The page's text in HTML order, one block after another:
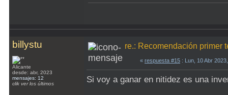
billystu
Alicante
desde: abr, 2023
mensajes: 12
clik ver los últimos
re.: Recomendación primer
« respuesta #15 : Lun, 10 Abr
Si voy a ganar en nitidez es una